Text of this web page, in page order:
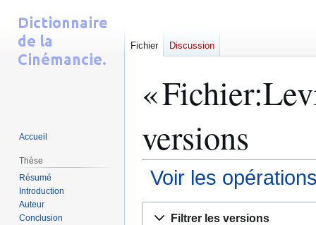
«
versions
Voir les
Filtrer les versions
Fichier Discussion
Accueil
Thèse
Résumé
Introduction
Auteur
Conclusion